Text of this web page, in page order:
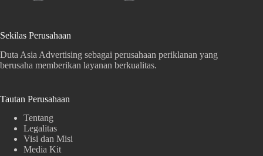
Sekilas Perusahaan
Duta Asia Advertising sebagai perusahaan periklanan yang
berusaha memberikan layanan berkualitas.
Tautan Perusahaan
Tentang
Legalitas
Visi dan Misi
Media Kit